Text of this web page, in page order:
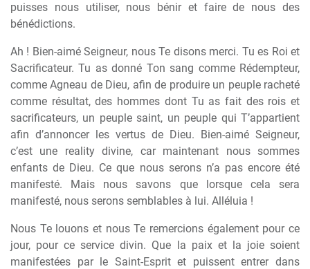
puisses nous utiliser, nous bénir et faire de nous des
bénédictions.
Ah ! Bien-aimé Seigneur, nous Te disons merci. Tu es Roi et
Sacrificateur. Tu as donné Ton sang comme Rédempteur,
comme Agneau de Dieu, afin de produire un peuple racheté
comme résultat, des hommes dont Tu as fait des rois et
sacrificateurs, un peuple saint, un peuple qui T’appartient
afin d’annoncer les vertus de Dieu. Bien-aimé Seigneur,
c’est une reality divine, car maintenant nous sommes
enfants de Dieu. Ce que nous serons n’a pas encore été
manifesté. Mais nous savons que lorsque cela sera
manifesté, nous serons semblables à lui. Alléluia !
Nous Te louons et nous Te remercions également pour ce
jour, pour ce service divin. Que la paix et la joie soient
manifestées par le Saint-Esprit et puissent entrer dans